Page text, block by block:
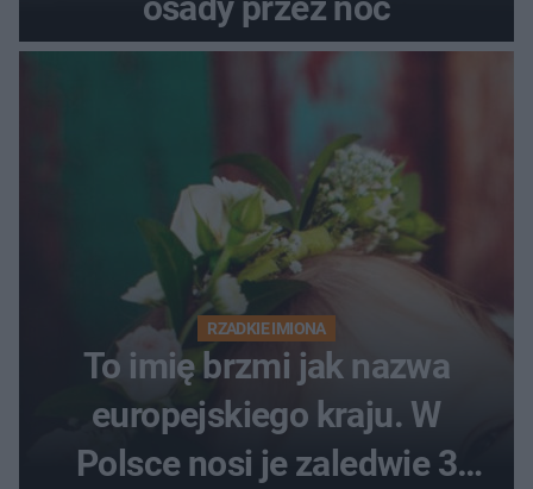
RZADKIE IMIONA
To imię brzmi jak nazwa
europejskiego kraju. W
Polsce nosi je zaledwie 3